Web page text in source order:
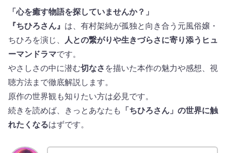
「心を癒す物語を探していませんか？」
『ちひろさん』 は、有村架純が孤独と向き合う元風俗嬢・
ちひろを演じ、
人との繋がりや生きづらさに寄り添うヒュ
ーマンドラマです。
やさしさの中に潜む切なさ を描いた本作の魅力や感想、視
聴方法まで徹底解説します。
原作の世界観も知りたい方は必見です。
続きを読めば、きっとあなたも
「ちひろさん」の世界に触
れたくなるはずです。